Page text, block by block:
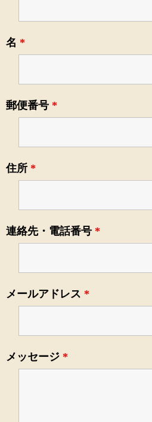
名 *
郵便番号 *
住所 *
連絡先・電話番号 *
メールアドレス *
メッセージ *